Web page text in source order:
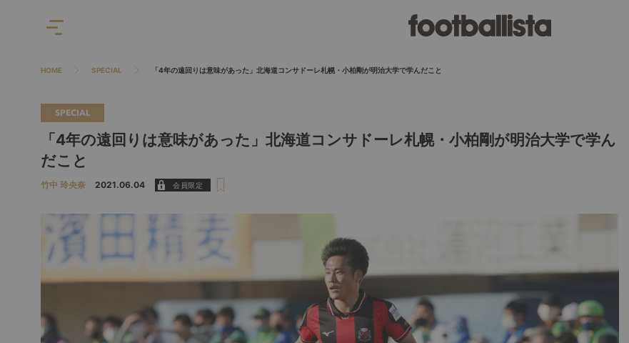
HOME SPECIAL 「4年の遠回りは意味があった」北海道コンサドーレ札幌・小柏剛が明治大学で学んだこと
SPECIAL
「4年の遠回りは意味があった」北海道コンサドーレ札幌・小柏剛が明治大学で学ん
だこと
竹中 玲央奈 2021.06.04